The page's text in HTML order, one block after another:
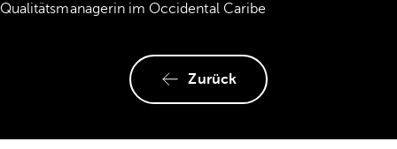
Zurück
Qualitätsmanagerin im Occidental Caribe